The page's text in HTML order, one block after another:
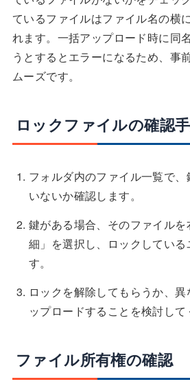
ているファイルはファイル名の横
れます。一括アップロード時に同
うとするとエラーになるため、事
ムーズです。
ロックファイルの確認
フォルダ内のファイル一覧で
いないか確認します。
鍵がある場合、そのファイル
細」を選択し、ロックしている
す。
ロックを解除してもらうか、
ップロードすることを検討して
ファイル所有権の確認